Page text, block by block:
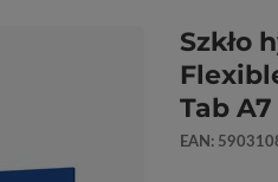
Szkło
Tab
EAN: